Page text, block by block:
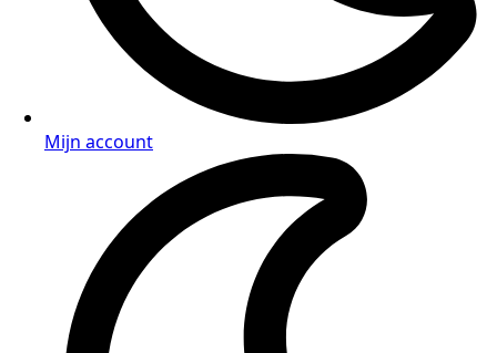
Mijn account